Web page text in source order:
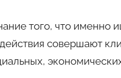
того, что именно
совершают